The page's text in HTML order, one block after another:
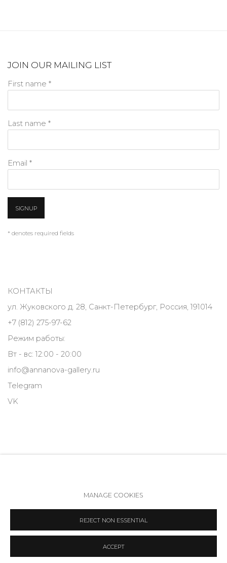
JOIN OUR MAILING LIST
First name *
Last name *
Email *
SIGNUP
* denotes required fields
КОНТАКТЫ
ул. Жуковского д. 28, Санкт-Петербург, Россия, 191014
+7 (812) 275-97-62
Режим работы:
Вт - вс: 12:00 - 20:00
info@annanova-gallery.ru
Telegram
VK
COPYRIGHT © 2026 ANNA NOVA GALLERY SITE BY ARTLOGIC
MANAGE COOKIES
REJECT NON ESSENTIAL
ACCEPT